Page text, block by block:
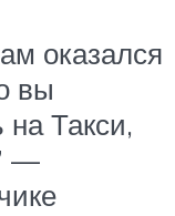
оказался
вы
Такси,
—